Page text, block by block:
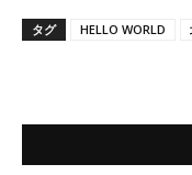
タグ HELLO WORLD